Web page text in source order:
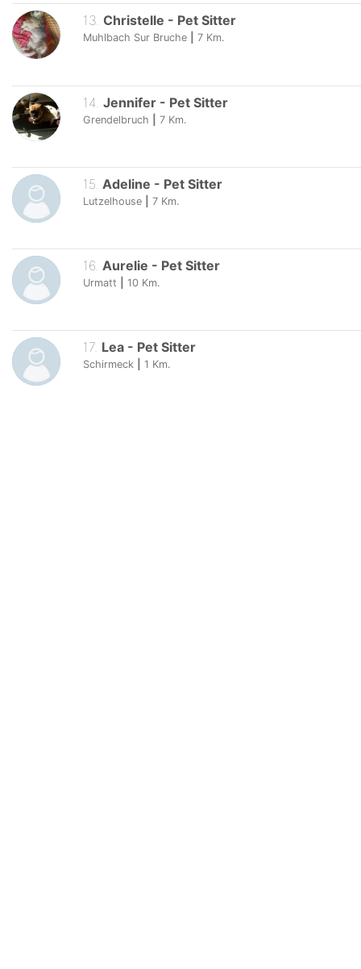
13. Christelle - Pet Sitter
Muhlbach Sur Bruche 7 Km.
14 Jennifer - Pet Sitter
Grendelbruch 7 Km.
15 Adeline - Pet Sitter
Lutzelhouse 7 Km.
16 Aurelie - Pet Sitter
Urmatt 10 Km.
17. Lea - Pet Sitter
Schirmeck 1 Km.